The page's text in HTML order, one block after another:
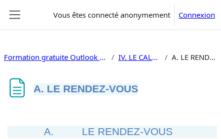
Vous êtes connecté anonymement Connexion
Formation gratuite Outlook 2019 utilisation IV. LE CALENDRIER A. LE RENDEZ-VOUS
A. LE RENDEZ-VOUS
A. LE RENDEZ-VOUS